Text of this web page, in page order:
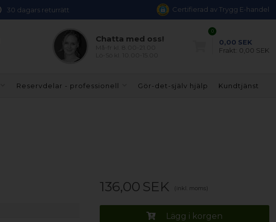
30 dagars returrätt Certifierad av Trygg E-handel
Chatta med oss!
0
0,00 SEK
Frakt: 0,00 SEK
Reservdelar - professionell Gör-det-själv hjälp Kundtjänst
136,00 SEK (inkl. moms)
Lägg i korgen